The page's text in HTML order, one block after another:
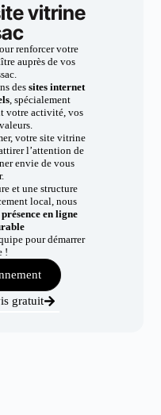
vitrine
renforcer votre
auprès de vos
dessites internet
, spécialement
votre activité, vos
votre site vitrine
l’attention de
envie de vous
et une structure
local, nous
en ligne
pour démarrer
!
gratuit